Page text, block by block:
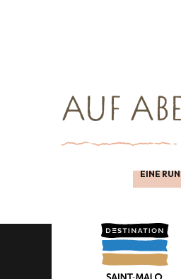
AUF
EINE